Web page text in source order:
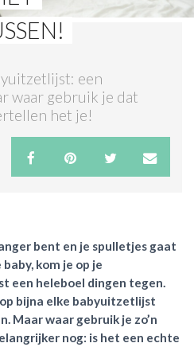
een
waar gebruik je dat
het je!
bent en je spulletjes gaat
kom je op je
een heleboel dingen tegen.
bijna elke babyuitzetlijst
Maar waar gebruik je zo’n
nog: is het een echte